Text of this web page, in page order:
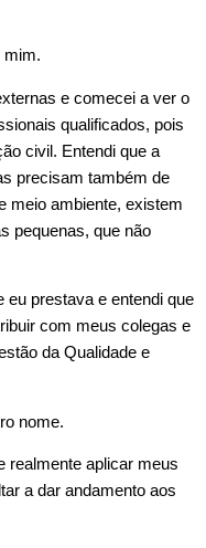
mim.
e comecei a ver o
qualificados, pois
civil. Entendi que a
precisam também de
meio ambiente, existem
pequenas, que não
eu prestava e entendi que
com meus colegas e
da Qualidade e
nome.
realmente aplicar meus
a dar andamento aos